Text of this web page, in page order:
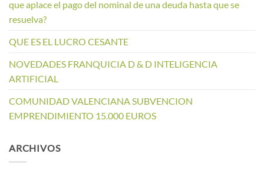
que aplace el pago del nominal de una deuda hasta que se
resuelva?
QUE ES EL LUCRO CESANTE
NOVEDADES FRANQUICIA D & D INTELIGENCIA
ARTIFICIAL
COMUNIDAD VALENCIANA SUBVENCION
EMPRENDIMIENTO 15.000 EUROS
ARCHIVOS